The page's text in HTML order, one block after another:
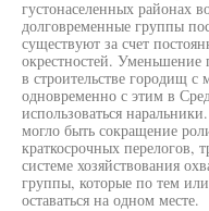
густонаселенных районах
долговременные группы
существуют за счет
окрестностей. Уменьшение
в строительстве городищ
одновременно с этим в
использоваться
могло быть сокращение
краткосрочных
системе хозяйствования
группы, которые по тем
оставаться на одном месте.